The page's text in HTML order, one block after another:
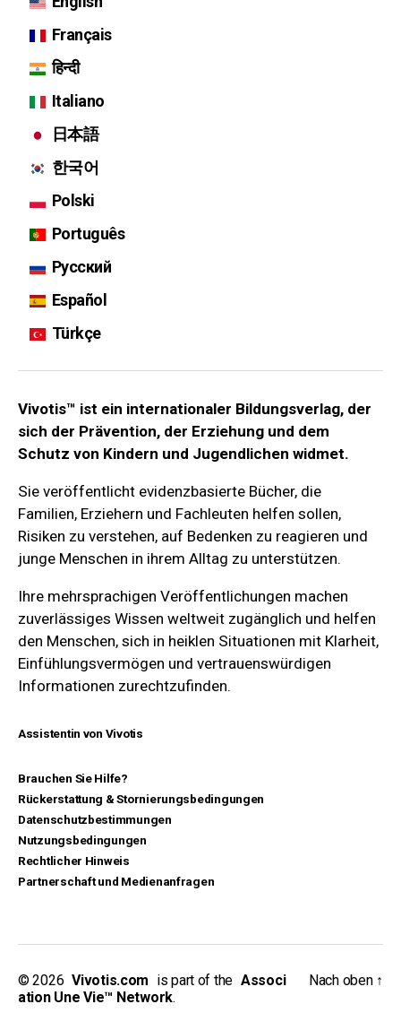
Français
हिन्दी
Italiano
日本語
한국어
Polski
Português
Русский
Español
Türkçe
Vivotis™ ist ein internationaler Bildungsverlag, der
sich der Prävention, der Erziehung und dem
Schutz von Kindern und Jugendlichen widmet.
Sie veröffentlicht evidenzbasierte Bücher, die
Familien, Erziehern und Fachleuten helfen sollen,
Risiken zu verstehen, auf Bedenken zu reagieren und
junge Menschen in ihrem Alltag zu unterstützen.
Ihre mehrsprachigen Veröffentlichungen machen
zuverlässiges Wissen weltweit zugänglich und helfen
den Menschen, sich in heiklen Situationen mit Klarheit,
Einfühlungsvermögen und vertrauenswürdigen
Informationen zurechtzufinden.
Assistentin von Vivotis
Brauchen Sie Hilfe?
Rückerstattung & Stornierungsbedingungen
Datenschutzbestimmungen
Nutzungsbedingungen
Rechtlicher Hinweis
Partnerschaft und Medienanfragen
© 2026 _Vivotis.com is part of the Associ
ation Une Vie™ Network.
Nach oben ↑